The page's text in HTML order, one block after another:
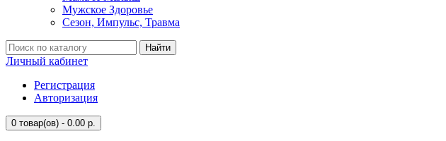
Мужское Здоровье
Сезон, Импульс, Травма
Найти
Личный кабинет
Регистрация
Авторизация
0 товар(ов) - 0.00 р.